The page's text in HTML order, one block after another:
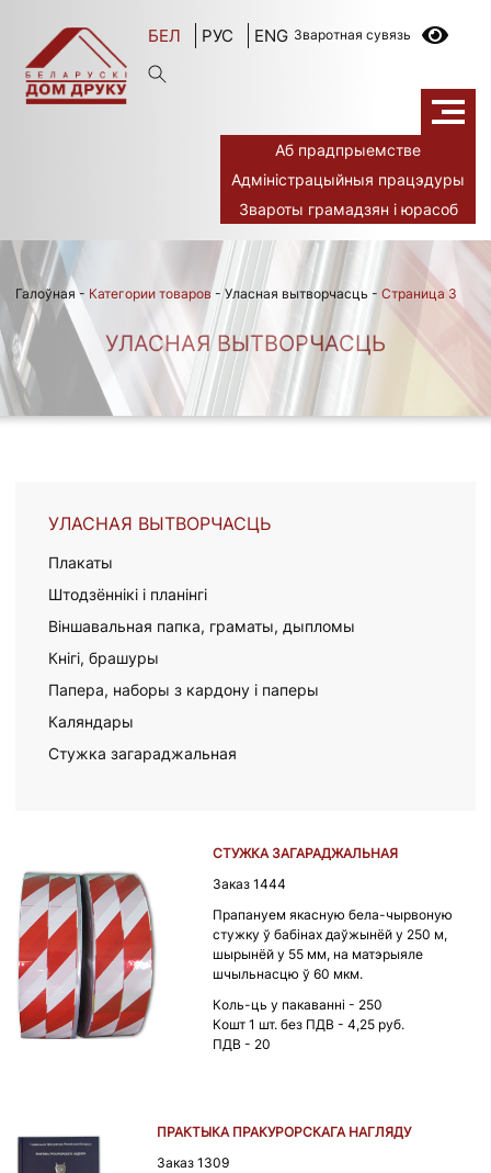
БЕЛ РУС ENG Зваротная сувязь
Аб прадпрыемстве
Адміністрацыйныя працэдуры
Звароты грамадзян і юрасоб
Галоўная - Категории товаров-Уласная вытворчасць - Страница 3
УЛАСНАЯ ВЫТВОРЧАСЦЬ
СТУЖКА ЗАГАРАДЖАЛЬНАЯ
Заказ 1444
Прапануем якасную бела-чырвоную
стужку ў бабінах даўжынёй у 250 м,
шырынёй у 55 мм, на матэрыяле
шчыльнасцю ў 60 мкм.
Коль-ць у пакаванні - 250
Кошт 1 шт. без ПДВ - 4,25 руб.
ПДВ - 20
ПРАКТЫКА ПРАКУРОРСКАГА НАГЛЯДУ
Заказ 1309
УЛАСНАЯ ВЫТВОРЧАСЦЬ
Плакаты
Штодзённікі і планінгі
Віншавальная папка, граматы, дыпломы
Кнігі, брашуры
Папера, наборы з кардону і паперы
Каляндары
Стужка загараджальная